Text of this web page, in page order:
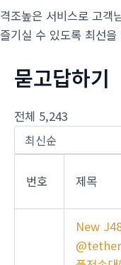
격조높은 서비스로 고객
즐기실 수 있도록 최선을
묻고답하기
전체 5,243
번호 제목
New